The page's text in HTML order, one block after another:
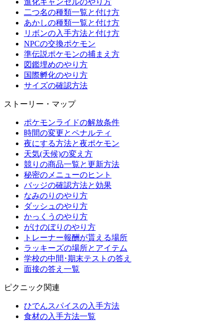
進化キャンセルのやり方
二つ名の種類一覧と付け方
あかしの種類一覧と付け方
リボンの入手方法と付け方
NPCの交換ポケモン
準伝説ポケモンの捕まえ方
図鑑埋めのやり方
国際孵化のやり方
サイズの確認方法
ストーリー・マップ
ポケモンライドの解放条件
時間の変更とペナルティ
夜にする方法と夜ポケモン
天気(天候)の変え方
競りの商品一覧と更新方法
秘密のメニューのヒント
バッジの確認方法と効果
なみのりのやり方
ダッシュのやり方
かっくうのやり方
がけのぼりのやり方
トレーナー報酬が貰える場所
ラッキーズの場所とアイテム
学校の中間･期末テストの答え
面接の答え一覧
ピクニック関連
ひでんスパイスの入手方法
食材の入手方法一覧